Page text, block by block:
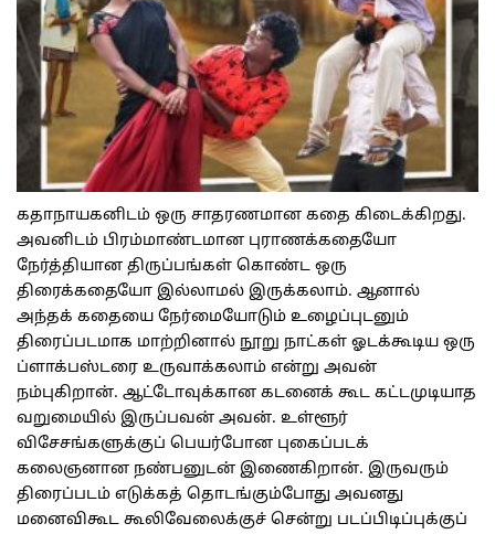
கதாநாயகனிடம் ஒரு சாதரணமான கதை கிடைக்கிறது.
அவனிடம் பிரம்மாண்டமான புராணக்கதையோ
நேர்த்தியான திருப்பங்கள் கொண்ட ஒரு
திரைக்கதையோ இல்லாமல் இருக்கலாம். ஆனால்
அந்தக் கதையை நேர்மையோடும் உழைப்புடனும்
திரைப்படமாக மாற்றினால் நூறு நாட்கள் ஓடக்கூடிய ஒரு
ப்ளாக்பஸ்டரை உருவாக்கலாம் என்று அவன்
நம்புகிறான். ஆட்டோவுக்கான கடனைக் கூட கட்டமுடியாத
வறுமையில் இருப்பவன் அவன். உள்ளூர்
விசேசங்களுக்குப் பெயர்போன புகைப்படக்
கலைஞனான நண்பனுடன் இணைகிறான். இருவரும்
திரைப்படம் எடுக்கத் தொடங்கும்போது அவனது
மனைவிகூட கூலிவேலைக்குச் சென்று படப்பிடிப்புக்குப்